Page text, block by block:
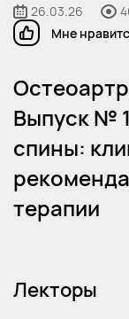
26.03.26
Мне
Выпуск №
спины:
терапии
Лекторы